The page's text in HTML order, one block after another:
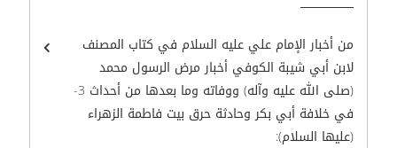
من أخبار الإمام علي عليه السلام في كتاب المصنف
لابن أبي شيبة الكوفي أخبار مرض الرسول محمد
(صلى الله عليه وآله) ووفاته وما بعدها من أحداث 3-
في خلافة أبي بكر وحادثة حرق بيت فاطمة الزهراء
(عليها السلام):